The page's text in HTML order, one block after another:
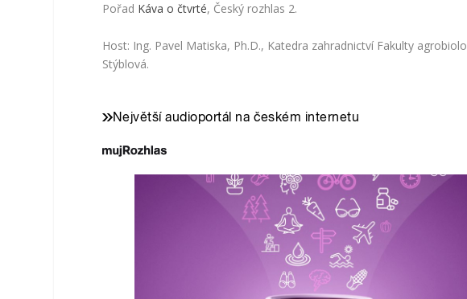
Pořad Káva o čtvrté, Český rozhlas 2.
Host: Ing. Pavel Matiska, Ph.D., Katedra zahradnictví Fakulty
Stýblová.